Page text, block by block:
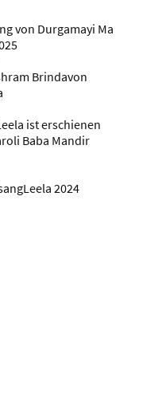
von Durgamayi Ma
Brindavon
ist erschienen
Baba Mandir
2024